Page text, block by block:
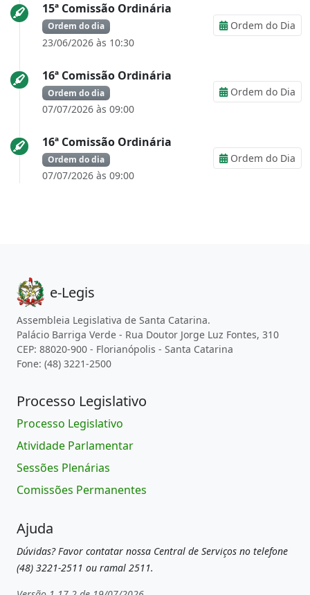
15ª Comissão Ordinária
Ordem do dia
23/06/2026 às 10:30
Ordem do Dia
16ª Comissão Ordinária
Ordem do dia
07/07/2026 às 09:00
Ordem do Dia
16ª Comissão Ordinária
Ordem do dia
07/07/2026 às 09:00
Ordem do Dia
e-Legis
Assembleia Legislativa de Santa Catarina.
Palácio Barriga Verde - Rua Doutor Jorge Luz Fontes, 310
CEP: 88020-900 - Florianópolis - Santa Catarina
Fone: (48) 3221-2500
Processo Legislativo
Processo Legislativo
Atividade Parlamentar
Sessões Plenárias
Comissões Permanentes
Ajuda
Dúvidas? Favor contatar nossa Central de Serviços no telefone
(48) 3221-2511 ou ramal 2511.